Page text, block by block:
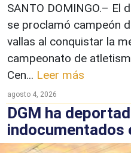
SANTO DOMINGO.– El
se proclamó campeón
vallas al conquistar la
campeonato de
Cen... Leer más
agosto 4, 2026
DGM ha
indocumentados